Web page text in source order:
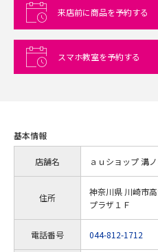
来店前に商品を予約する
スマホ教室を予約する
基本情報
店舗名 ａｕショップ 溝
住所
神奈川県 川崎市
プラザ１Ｆ
電話番号 044-812-1712